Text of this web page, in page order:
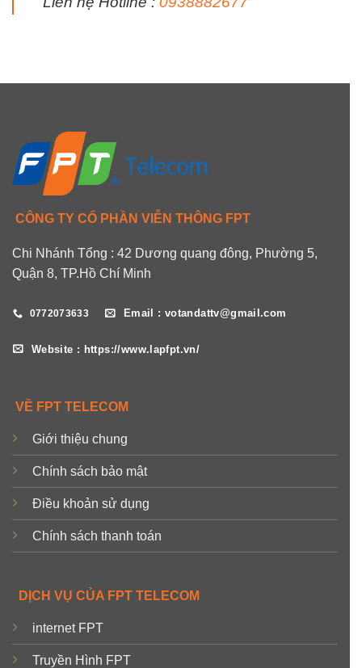
CÔNG TY CỔ PHẦN VIỄN THÔNG FPT
Chi Nhánh Tổng : 42 Dương quang đông, Phường 5,
Quận 8, TP.Hồ Chí Minh
0772073633 Email : votandattv@gmail.com
Website : https://www.lapfpt.vn/
VỀ FPT TELECOM
Giới thiệu chung
Chính sách bảo mật
Điều khoản sử dụng
Chính sách thanh toán
DỊCH VỤ CỦA FPT TELECOM
internet FPT
Truyền Hình FPT